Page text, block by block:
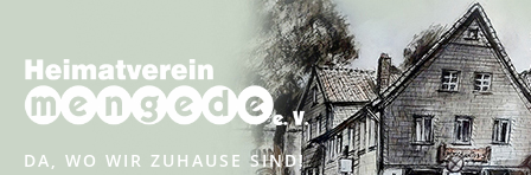
springen
DA, WO WIR ZUHAUSE SIND!